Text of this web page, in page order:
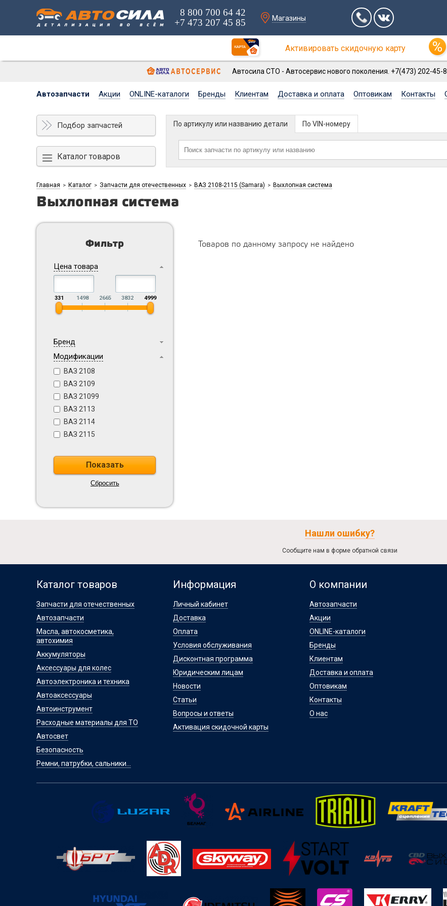
8 800 700 64 42
+7 473 207 45 85
Магазины
Активировать скидочную карту
Автосила СТО - Автосервис нового поколения. +7(473) 202-45-
Автозапчасти Акции ONLINE-каталоги Бренды Клиентам Доставка и оплата Оптовикам Контакты
Подбор запчастей
Каталог товаров
По артикулу или названию детали По VIN-номеру
Главная > Каталог > Запчасти для отечественных > ВАЗ 2108-2115 (Samara) > Выхлопная система
Выхлопная система
Фильтр
Цена товара
331 1498 2665 3832 4999
Бренд
Модификации
ВАЗ 2108
ВАЗ 2109
ВАЗ 21099
ВАЗ 2113
ВАЗ 2114
ВАЗ 2115
Товаров по данному запросу не найдено
Нашли ошибку?
Сообщите нам в форме обратной связи
Каталог товаров
Запчасти для отечественных
Автозапчасти
Масла, автокосметика,
автохимия
Аккумуляторы
Аксессуары для колес
Автоэлектроника и техника
Автоаксессуары
Автоинструмент
Расходные материалы для ТО
Автосвет
Безопасность
Ремни, патрубки, сальники...
Информация
Личный кабинет
Доставка
Оплата
Условия обслуживания
Дисконтная программа
Юридическим лицам
Новости
Статьи
Вопросы и ответы
Активация скидочной карты
О компании
Автозапчасти
Акции
ONLINE-каталоги
Бренды
Клиентам
Доставка и оплата
Оптовикам
Контакты
О нас